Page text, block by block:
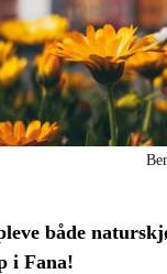
både
i Fana!